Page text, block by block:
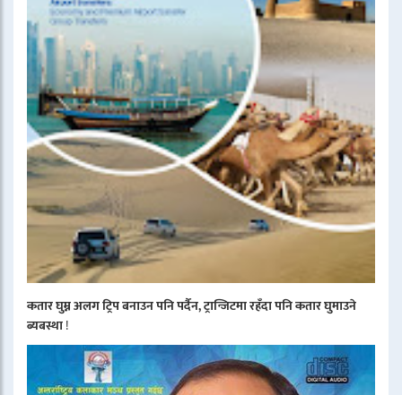
कतार घुम्न अलग ट्रिप बनाउन पनि पर्दैन, ट्रान्जिटमा रहँदा पनि कतार घुमाउने
ब्यबस्था!